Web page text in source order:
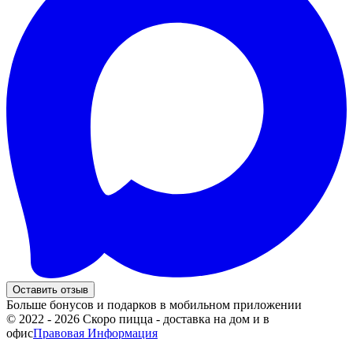
Оставить отзыв
Больше бонусов и подарков в мобильном приложении
© 2022 - 2026 Скоро пицца - доставка на дом и в
офисПравовая Информация